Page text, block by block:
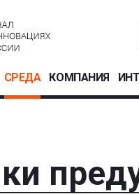
СРЕДА КОМПАНИЯ